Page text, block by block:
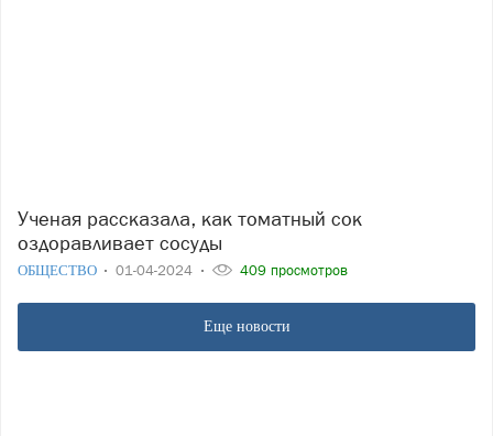
Ученая рассказала, как томатный сок
оздоравливает сосуды
ОБЩЕСТВО 01-04-2024 409 просмотров
Еще новости